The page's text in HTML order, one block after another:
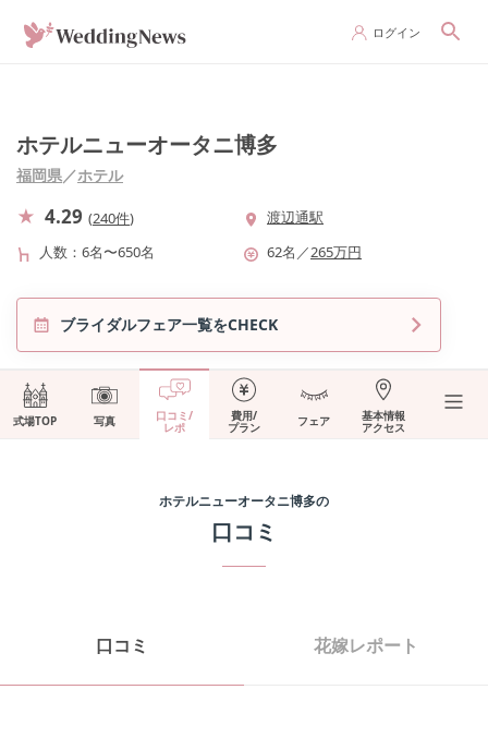
ログイン
ホテルニューオータニ博多
福岡県／ホテル
4.29 (240件)
渡辺通駅
人数
6名〜650名 62名 ／265万円
ブライダルフェア一覧をCHECK
式場TOP 写真 口コミ/
レポ
費用/
プラン フェア 基本情報
アクセス
ホテルニューオータニ博多の
口コミ
口コミ 花嫁レポート